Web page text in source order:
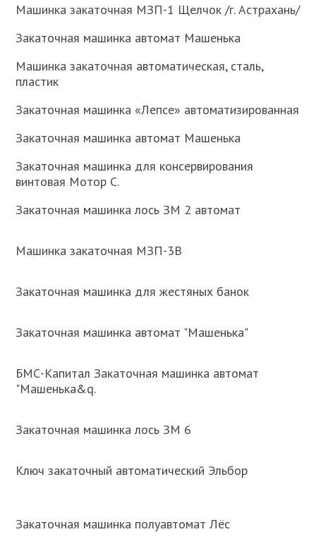
Машинка закаточная МЗП-1 Щелчок /г. Астрахань/
Закаточная машинка автомат Машенька
Машинка закаточная автоматическая, сталь,
пластик
Закаточная машинка «Лепсе» автоматизированная
Закаточная машинка автомат Машенька
Закаточная машинка для консервирования
винтовая Мотор С.
Закаточная машинка лось ЗМ 2 автомат
Машинка закаточная МЗП-3В
Закаточная машинка для жестяных банок
Закаточная машинка автомат "Машенька"
БМС-Капитал Закаточная машинка автомат
"Машенька&q.
Закаточная машинка лось ЗМ 6
Ключ закаточный автоматический Эльбор
Закаточная машинка полуавтомат Лёс